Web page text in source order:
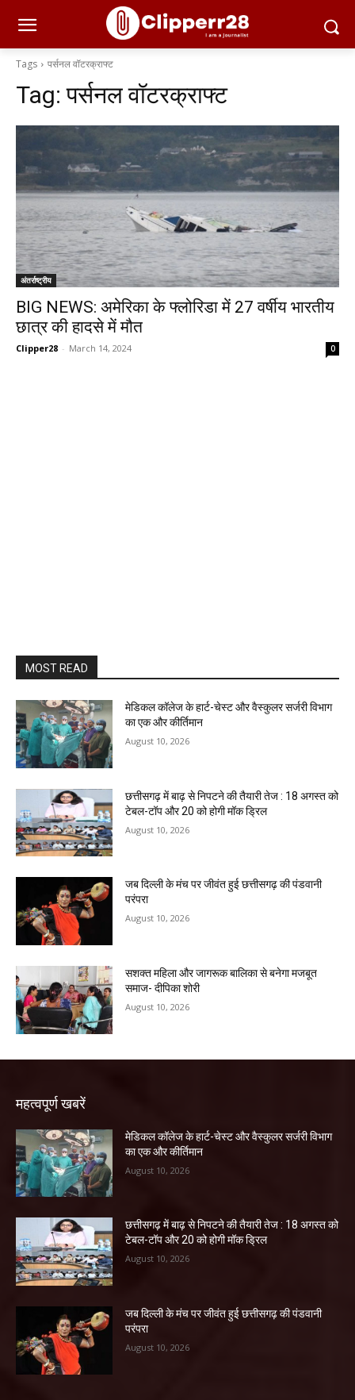
Tags पर्सनल वॉटरक्राफ्ट
Tag:पर्सनल वॉटरक्राफ्ट
अंतर्राष्ट्रीय
BIG NEWS: अमेरिका के फ्लोरिडा में 27 वर्षीय भारतीय
छात्र की हादसे में मौत
Clipper28 - March 14, 2024 0
MOST READ
​मेडिकल कॉलेज के हार्ट-चेस्ट और वैस्कुलर सर्जरी विभाग
का एक और कीर्तिमान
August 10, 2026
छत्तीसगढ़ में बाढ़ से निपटने की तैयारी तेज : 18 अगस्त को
टेबल-टॉप और 20 को होगी मॉक ड्रिल
August 10, 2026
जब दिल्ली के मंच पर जीवंत हुई छत्तीसगढ़ की पंडवानी
परंपरा
August 10, 2026
सशक्त महिला और जागरूक बालिका से बनेगा मजबूत
समाज- दीपिका शोरी
August 10, 2026
महत्वपूर्ण खबरें
​मेडिकल कॉलेज के हार्ट-चेस्ट और वैस्कुलर सर्जरी विभाग
का एक और कीर्तिमान
August 10, 2026
छत्तीसगढ़ में बाढ़ से निपटने की तैयारी तेज : 18 अगस्त को
टेबल-टॉप और 20 को होगी मॉक ड्रिल
August 10, 2026
जब दिल्ली के मंच पर जीवंत हुई छत्तीसगढ़ की पंडवानी
परंपरा
August 10, 2026